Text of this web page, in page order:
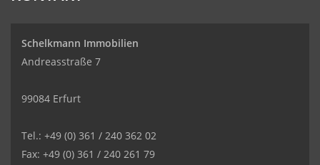
Schelkmann Immobilien
Andreasstraße 7
99084 Erfurt
Tel.: +49 (0) 361 / 240 362 02
Fax: +49 (0) 361 / 240 261 79